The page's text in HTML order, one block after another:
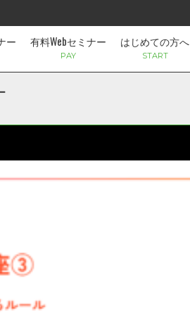
ー 有料Webセミナー
PAY
はじめての方へ
START